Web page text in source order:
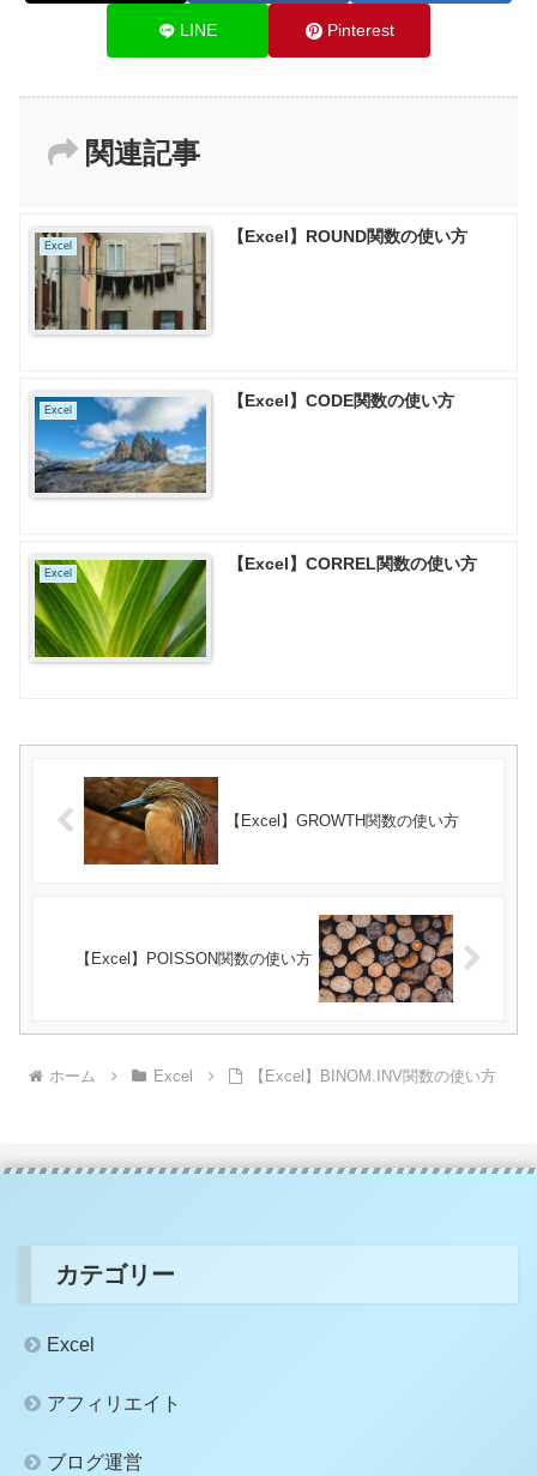
LINE Pinterest
関連記事
Excel 【Excel】ROUND関数の使い方
Excel 【Excel】CODE関数の使い方
Excel 【Excel】CORREL関数の使い方
【Excel】GROWTH関数の使い方
【Excel】POISSON関数の使い方
ホーム Excel 【Excel】BINOM.INV関数の使い方
カテゴリー
Excel
アフィリエイト
ブログ運営